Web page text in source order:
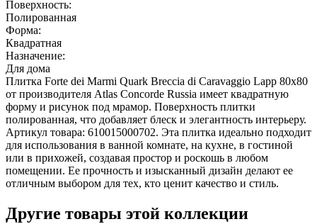
Поверхность:
Полированная
Форма:
Квадратная
Назначение:
Для дома
Плитка Forte dei Marmi Quark Breccia di Caravaggio Lapp 80x80
от производителя Atlas Concorde Russia имеет квадратную
форму и рисунок под мрамор. Поверхность плитки
полированная, что добавляет блеск и элегантность интерьеру.
Артикул товара: 610015000702. Эта плитка идеально подходит
для использования в ванной комнате, на кухне, в гостиной
или в прихожей, создавая простор и роскошь в любом
помещении. Ее прочность и изысканный дизайн делают ее
отличным выбором для тех, кто ценит качество и стиль.
Другие товары этой коллекции